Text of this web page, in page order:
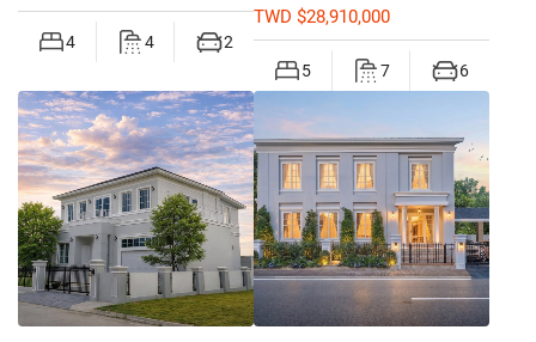
4 4 2
TWD $28,910,000
5 7 6